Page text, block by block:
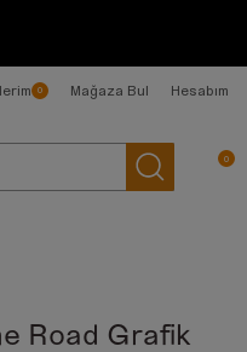
0 Mağaza Bul Hesabım
0
Road Grafik